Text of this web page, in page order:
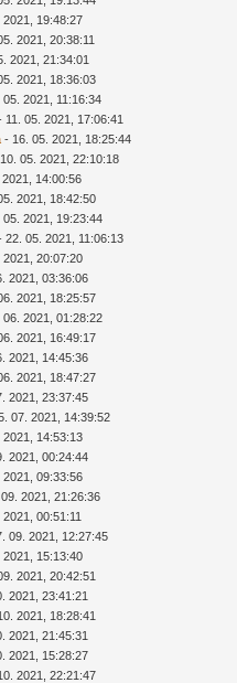
2021, 19:48:27
2021, 20:38:11
2021, 21:34:01
2021, 18:36:03
05. 2021, 11:16:34
11. 05. 2021, 17:06:41
- 16. 05. 2021, 18:25:44
05. 2021, 22:10:18
14:00:56
2021, 18:42:50
05. 2021, 19:23:44
22. 05. 2021, 11:06:13
2021, 20:07:20
2021, 03:36:06
2021, 18:25:57
06. 2021, 01:28:22
2021, 16:49:17
2021, 14:45:36
2021, 18:47:27
2021, 23:37:45
07. 2021, 14:39:52
2021, 14:53:13
2021, 00:24:44
2021, 09:33:56
2021, 21:26:36
00:51:11
09. 2021, 12:27:45
2021, 15:13:40
2021, 20:42:51
2021, 23:41:21
2021, 18:28:41
2021, 21:45:31
2021, 15:28:27
2021, 22:21:47